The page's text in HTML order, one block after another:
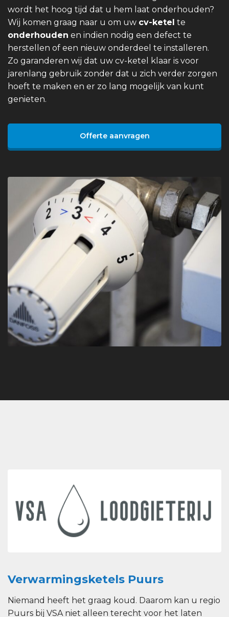
wordt het hoog tijd dat u hem laat onderhouden?
Wij komen graag naar u om uw cv-ketel te
onderhouden en indien nodig een defect te
herstellen of een nieuw onderdeel te installeren.
Zo garanderen wij dat uw cv-ketel klaar is voor
jarenlang gebruik zonder dat u zich verder zorgen
hoeft te maken en er zo lang mogelijk van kunt
genieten.
Offerte aanvragen
Verwarmingsketels Puurs
Niemand heeft het graag koud. Daarom kan u regio
Puurs bij VSA niet alleen terecht voor het laten